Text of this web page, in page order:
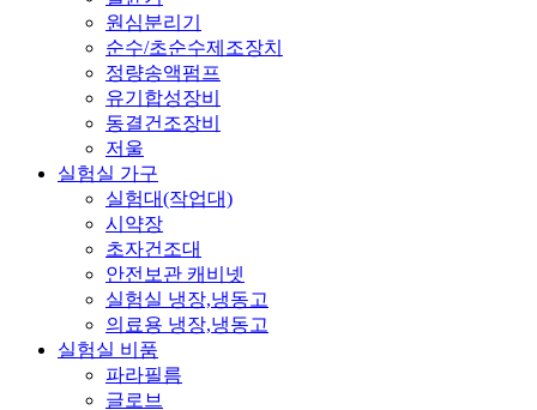
원심분리기
순수/초순수제조장치
정량송액펌프
유기합성장비
동결건조장비
저울
실험실 가구
실험대(작업대)
시약장
초자건조대
안전보관 캐비넷
실험실 냉장,냉동고
의료용 냉장,냉동고
실험실 비품
파라필름
글로브